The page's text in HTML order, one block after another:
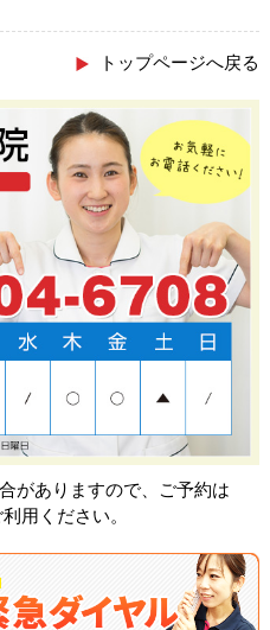
トップページへ戻る
がありますので、ご予約は
用ください。